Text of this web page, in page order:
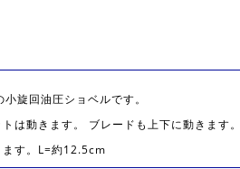
旋回油圧ショベルです。
は動きます。 ブレードも上下に動きます
ます。L=約12.5cm